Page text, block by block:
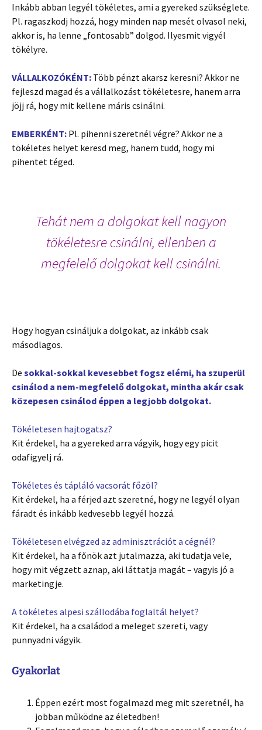
Inkább abban legyél tökéletes, ami a gyereked szükséglete.
Pl. ragaszkodj hozzá, hogy minden nap mesét olvasol neki,
akkor is, ha lenne „fontosabb” dolgod. Ilyesmit vigyél
tökélyre.
VÁLLALKOZÓKÉNT: Több pénzt akarsz keresni? Akkor ne
fejleszd magad és a vállalkozást tökéletesre, hanem arra
jöjj rá, hogy mit kellene máris csinálni.
EMBERKÉNT: Pl. pihenni szeretnél végre? Akkor ne a
tökéletes helyet keresd meg, hanem tudd, hogy mi
pihentet téged.
Tehát nem a dolgokat kell nagyon
tökéletesre csinálni, ellenben a
megfelelő dolgokat kell csinálni.
Hogy hogyan csináljuk a dolgokat, az inkább csak
másodlagos.
De sokkal-sokkal kevesebbet fogsz elérni, ha szuperül
csinálod a nem-megfelelő dolgokat, mintha akár csak
közepesen csinálod éppen a legjobb dolgokat.
Tökéletesen hajtogatsz?
Kit érdekel, ha a gyereked arra vágyik, hogy egy picit
odafigyelj rá.
Tökéletes és tápláló vacsorát főzöl?
Kit érdekel, ha a férjed azt szeretné, hogy ne legyél olyan
fáradt és inkább kedvesebb legyél hozzá.
Tökéletesen elvégzed az adminisztrációt a cégnél?
Kit érdekel, ha a főnök azt jutalmazza, aki tudatja vele,
hogy mit végzett aznap, aki láttatja magát – vagyis jó a
marketingje.
A tökéletes alpesi szállodába foglaltál helyet?
Kit érdekel, ha a családod a meleget szereti, vagy
punnyadni vágyik.
Gyakorlat
Éppen ezért most fogalmazd meg mit szeretnél, ha
jobban működne az életedben!